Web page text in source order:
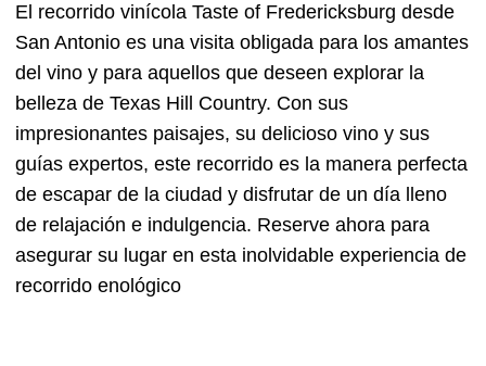
El recorrido vinícola Taste of Fredericksburg desde
San Antonio es una visita obligada para los amantes
del vino y para aquellos que deseen explorar la
belleza de Texas Hill Country. Con sus
impresionantes paisajes, su delicioso vino y sus
guías expertos, este recorrido es la manera perfecta
de escapar de la ciudad y disfrutar de un día lleno
de relajación e indulgencia. Reserve ahora para
asegurar su lugar en esta inolvidable experiencia de
recorrido enológico